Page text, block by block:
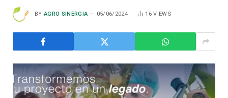
BY AGRO SINERGIA 05/06/2024 16VIEWS